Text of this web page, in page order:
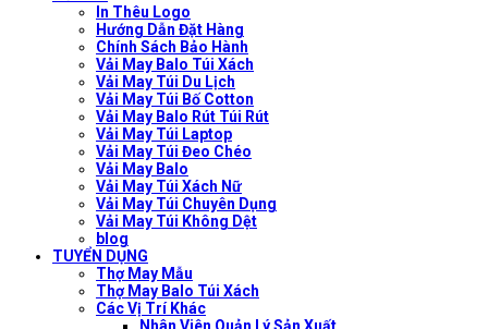
In Thêu Logo
Hướng Dẫn Đặt Hàng
Chính Sách Bảo Hành
Vải May Balo Túi Xách
Vải May Túi Du Lịch
Vải May Túi Bố Cotton
Vải May Balo Rút Túi Rút
Vải May Túi Laptop
Vải May Túi Đeo Chéo
Vải May Balo
Vải May Túi Xách Nữ
Vải May Túi Chuyên Dụng
Vải May Túi Không Dệt
blog
TUYỂN DỤNG
Thợ May Mẫu
Thợ May Balo Túi Xách
Các Vị Trí Khác